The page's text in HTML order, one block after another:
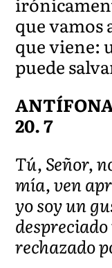
que vamos
que viene:
puede
20. 7
Tú, Señor,
mía, ven
yo soy un
rechazado